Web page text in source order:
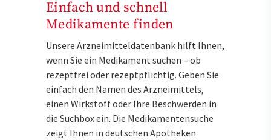
Einfach und schnell
Medikamente finden
Unsere Arzneimitteldatenbank hilft Ihnen,
wenn Sie ein Medikament suchen – ob
rezeptfrei oder rezeptpflichtig. Geben Sie
einfach den Namen des Arzneimittels,
einen Wirkstoff oder Ihre Beschwerden in
die Suchbox ein. Die Medikamentensuche
zeigt Ihnen in deutschen Apotheken